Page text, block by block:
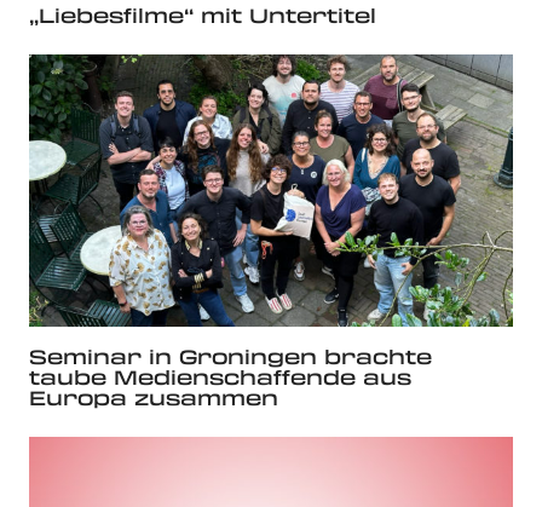
„Liebesfilme“ mit Untertitel
Seminar in Groningen brachte
taube Medienschaffende aus
Europa zusammen